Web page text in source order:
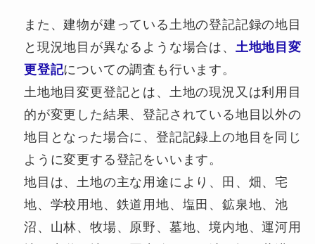
また、建物が建っている土地の登記記録の地目
と現況地目が異なるような場合は、 土地地目変
更登記についての調査も行います。
土地地目変更登記とは、土地の現況又は利用目
的が変更した結果、登記されている地目以外の
地目となった場合に、登記記録上の地目を同じ
ように変更する登記をいいます。
地目は、土地の主な用途により、田、畑、宅
地、学校用地、鉄道用地、塩田、鉱泉地、池
沼、山林、牧場、原野、墓地、境内地、運河用